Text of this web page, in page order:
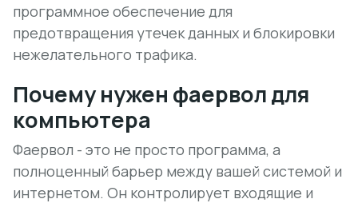
программное обеспечение для
предотвращения утечек данных и блокировки
нежелательного трафика.
Почему нужен фаервол для
компьютера
Фаервол - это не просто программа, а
полноценный барьер между вашей системой и
интернетом. Он контролирует входящие и